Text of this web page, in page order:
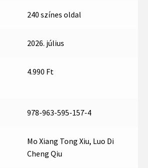
240 színes oldal
2026. július
4.990 Ft
978-963-595-157-4
Mo Xiang Tong Xiu, Luo Di
Cheng Qiu